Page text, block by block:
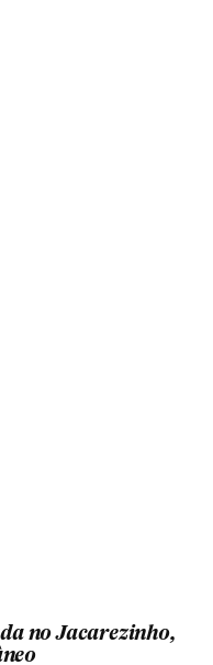
no Jacarezinho,